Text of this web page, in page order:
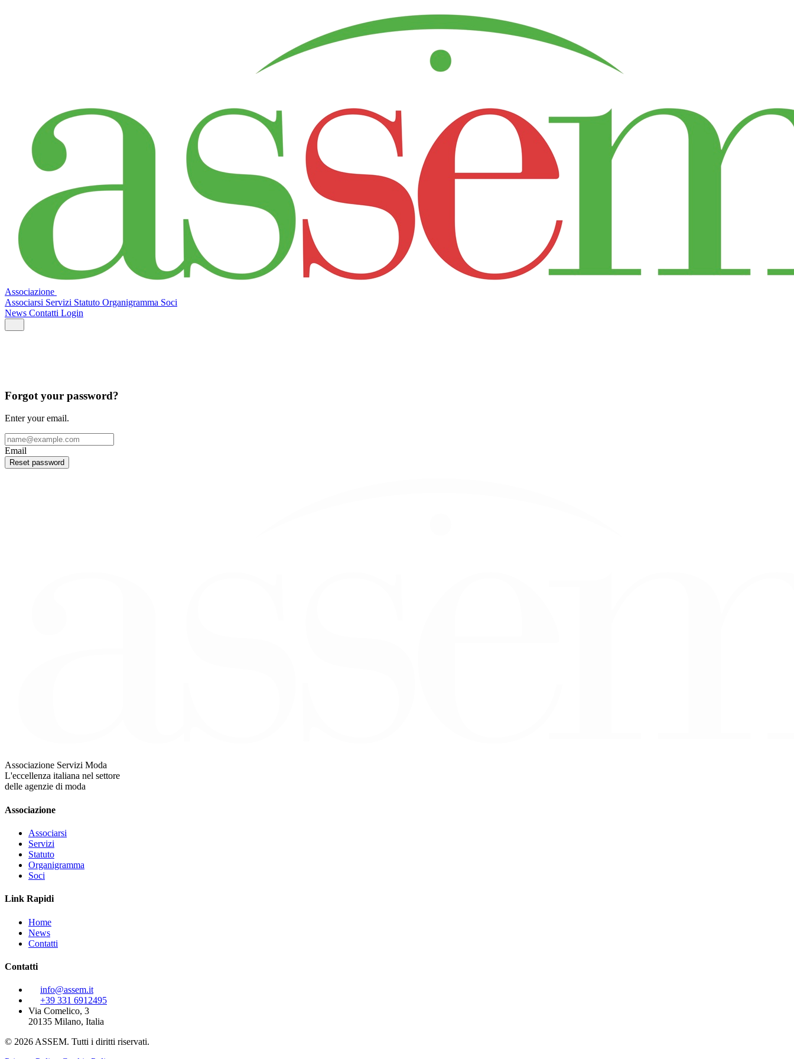
Associazione
Associarsi Servizi Statuto Organigramma Soci
News Contatti Login
Forgot your password?
Enter your email.
Email
Reset password
Associazione Servizi Moda
L'eccellenza italiana nel settore
delle agenzie di moda
Associazione
Associarsi
Servizi
Statuto
Organigramma
Soci
Link Rapidi
Home
News
Contatti
Contatti
info@assem.it
+39 331 6912495
Via Comelico, 3
20135 Milano, Italia
© 2026 ASSEM. Tutti i diritti riservati.